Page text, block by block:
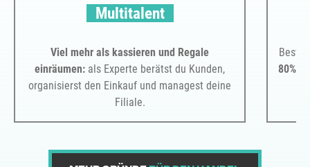
Multitalent
Viel mehr als kassieren und Regale
einräumen: als Experte berätst du Kunden,
organisierst den Einkauf und managest deine
Filiale.
Beste
80%